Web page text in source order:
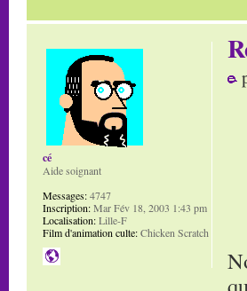
cé
Aide soignant
Messages:4747
Inscription:Mar Fév 18, 2003 1:43 pm
Localisation:Lille-F
Film d'animation culte:Chicken Scratch